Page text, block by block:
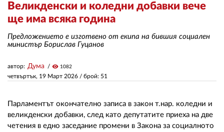
Великденски и коледни добавки вече
ще има всяка година
Предложението е изготвено от екипа на бившия социален
министър Борислав Гуцанов
четвъртък, 19 Март 2026 / брой: 51
автор: Дума visibility 1082
Парламентът окончателно записа в закон т.нар. коледни и
великденски добавки, след като депутатите приеха на две
четения в едно заседание промени в Закона за социалното
ДРУГИ
ЗА НАС
РЕДАКЦИЯ
РЕКЛАМА